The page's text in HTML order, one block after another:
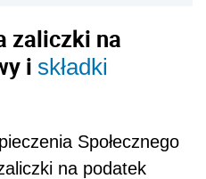
zaliczki na
i składki
Społecznego
na podatek